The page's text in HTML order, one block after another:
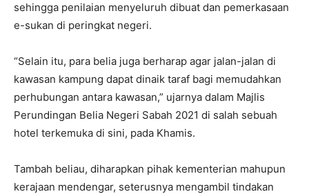
sehingga penilaian menyeluruh dibuat dan pemerkasaan
e-sukan di peringkat negeri.
“Selain itu, para belia juga berharap agar jalan-jalan di
kawasan kampung dapat dinaik taraf bagi memudahkan
perhubungan antara kawasan,” ujarnya dalam Majlis
Perundingan Belia Negeri Sabah 2021 di salah sebuah
hotel terkemuka di sini, pada Khamis.
Tambah beliau, diharapkan pihak kementerian mahupun
kerajaan mendengar, seterusnya mengambil tindakan